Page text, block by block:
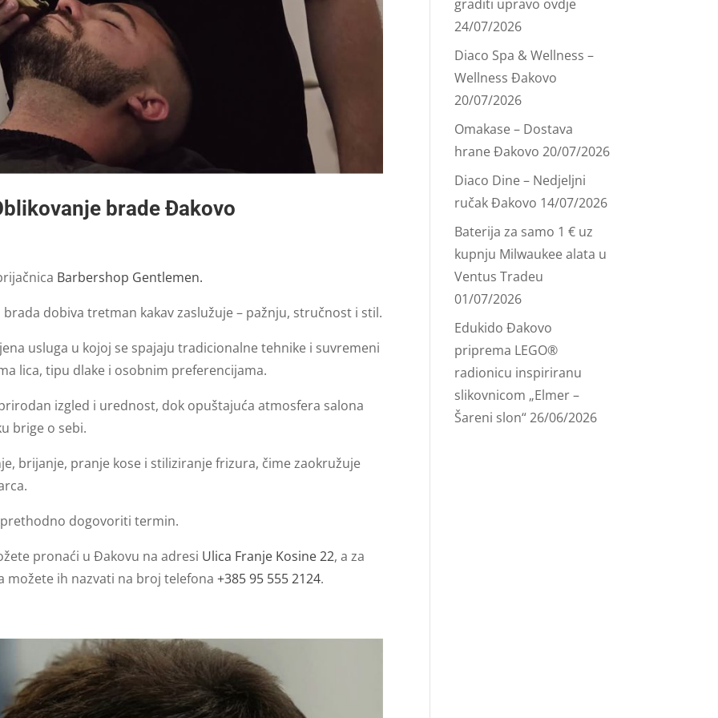
brade Đakovo
Barbershop Gentlemen.
dobiva tretman kakav zaslužuje – pažnju, stručnost i stil.
usluga u kojoj se spajaju tradicionalne tehnike i suvremeni
lica, tipu dlake i osobnim preferencijama.
izgled i urednost, dok opuštajuća atmosfera salona
brige o sebi.
brijanje, pranje kose i stiliziranje frizura, čime zaokružuje
dogovoriti termin.
pronaći u Đakovu na adresi Ulica Franje Kosine 22, a za
možete ih nazvati na broj telefona+385 95 555 2124.
graditi upravo ovdje
24/07/2026
Diaco Spa & Wellness –
Wellness Đakovo
20/07/2026
Omakase – Dostava
hrane Đakovo 20/07/2026
Diaco Dine – Nedjeljni
ručak Đakovo 14/07/2026
Baterija za samo 1 € uz
kupnju Milwaukee alata u
Ventus Tradeu
01/07/2026
Edukido Đakovo
priprema LEGO®
radionicu inspiriranu
slikovnicom „Elmer –
Šareni slon“26/06/2026